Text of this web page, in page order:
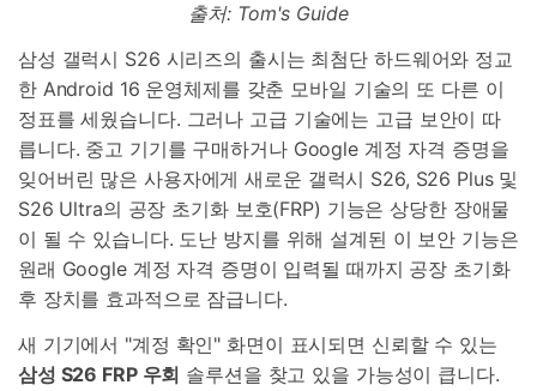
출처: Tom's Guide
삼성 갤럭시 S26 시리즈의 출시는 최첨단 하드웨어와 정교
한 Android 16 운영체제를 갖춘 모바일 기술의 또 다른 이
정표를 세웠습니다. 그러나 고급 기술에는 고급 보안이 따
릅니다. 중고 기기를 구매하거나 Google 계정 자격 증명을
잊어버린 많은 사용자에게 새로운 갤럭시 S26, S26 Plus 및
S26 Ultra의 공장 초기화 보호(FRP) 기능은 상당한 장애물
이 될 수 있습니다. 도난 방지를 위해 설계된 이 보안 기능은
원래 Google 계정 자격 증명이 입력될 때까지 공장 초기화
후 장치를 효과적으로 잠급니다.
새 기기에서 "계정 확인" 화면이 표시되면 신뢰할 수 있는
삼성 S26 FRP 우회 솔루션을 찾고 있을 가능성이 큽니다.